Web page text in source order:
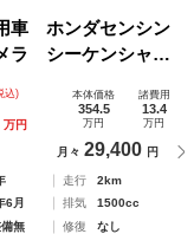
車 ホンダセンシン
ラ シーケンシャル
ＴＣ フロントフ
ルミホイール
込)
万円
本体価格
354.5
万円
諸費用
13.4
万円
月々 29,400 円
走行
2km
6月 排気
1500cc
無 修復
なし